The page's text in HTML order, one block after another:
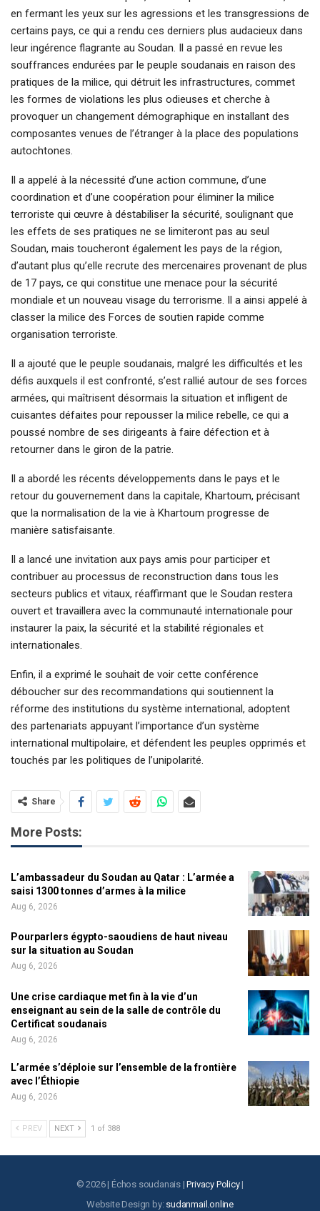
en fermant les yeux sur les agressions et les transgressions de
certains pays, ce qui a rendu ces derniers plus audacieux dans
leur ingérence flagrante au Soudan. Il a passé en revue les
souffrances endurées par le peuple soudanais en raison des
pratiques de la milice, qui détruit les infrastructures, commet
les formes de violations les plus odieuses et cherche à
provoquer un changement démographique en installant des
composantes venues de l’étranger à la place des populations
autochtones.
Il a appelé à la nécessité d’une action commune, d’une
coordination et d’une coopération pour éliminer la milice
terroriste qui œuvre à déstabiliser la sécurité, soulignant que
les effets de ses pratiques ne se limiteront pas au seul
Soudan, mais toucheront également les pays de la région,
d’autant plus qu’elle recrute des mercenaires provenant de plus
de 17 pays, ce qui constitue une menace pour la sécurité
mondiale et un nouveau visage du terrorisme. Il a ainsi appelé à
classer la milice des Forces de soutien rapide comme
organisation terroriste.
Il a ajouté que le peuple soudanais, malgré les difficultés et les
défis auxquels il est confronté, s’est rallié autour de ses forces
armées, qui maîtrisent désormais la situation et infligent de
cuisantes défaites pour repousser la milice rebelle, ce qui a
poussé nombre de ses dirigeants à faire défection et à
retourner dans le giron de la patrie.
Il a abordé les récents développements dans le pays et le
retour du gouvernement dans la capitale, Khartoum, précisant
que la normalisation de la vie à Khartoum progresse de
manière satisfaisante.
Il a lancé une invitation aux pays amis pour participer et
contribuer au processus de reconstruction dans tous les
secteurs publics et vitaux, réaffirmant que le Soudan restera
ouvert et travaillera avec la communauté internationale pour
instaurer la paix, la sécurité et la stabilité régionales et
internationales.
Enfin, il a exprimé le souhait de voir cette conférence
déboucher sur des recommandations qui soutiennent la
réforme des institutions du système international, adoptent
des partenariats appuyant l’importance d’un système
international multipolaire, et défendent les peuples opprimés et
touchés par les politiques de l’unipolarité.
Share
More Posts:
L’ambassadeur du Soudan au Qatar : L’armée a
saisi 1300 tonnes d’armes à la milice
Aug 6, 2026
Pourparlers égypto-saoudiens de haut niveau
sur la situation au Soudan
Aug 6, 2026
Une crise cardiaque met fin à la vie d’un
enseignant au sein de la salle de contrôle du
Certificat soudanais
Aug 6, 2026
L’armée s’déploie sur l’ensemble de la frontière
avec l’Éthiopie
Aug 6, 2026
PREV NEXT 1 of 388
© 2026 | Échos soudanais |Privacy Policy|
Website Design by: sudanmail.online